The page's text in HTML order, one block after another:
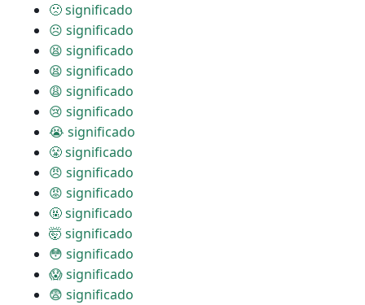
🙁 significado
☹ significado
😫 significado
😫 significado
😩 significado
😢 significado
😭 significado
😤 significado
😠 significado
😡 significado
🤬 significado
🤯 significado
😳 significado
😱 significado
😨 significado